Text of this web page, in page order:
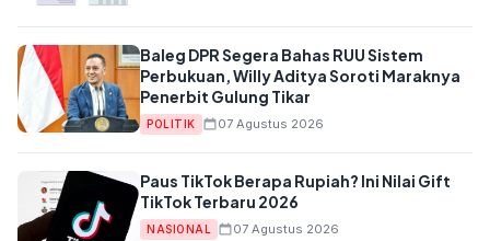
Baleg DPR Segera Bahas RUU Sistem
Perbukuan, Willy Aditya Soroti Maraknya
Penerbit Gulung Tikar
POLITIK 07 Agustus 2026
Paus TikTok Berapa Rupiah? Ini Nilai Gift
TikTok Terbaru 2026
NASIONAL 07 Agustus 2026